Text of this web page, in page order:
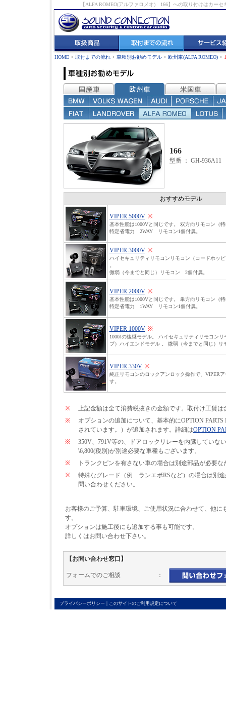
【ALFA ROMEO(アルファロメオ) 166】への取り付けはカー
HOME > 取付までの流れ > 車種別お勧めモデル > 欧州車(ALFA ROMEO) >
166
型番 ： GH-936A11
おすすめモデル
VIPER 5000V ※
基本性能は1000Vと同じです。 双方向リモコン（
特定省電力 2WAY リモコン1個付属。
VIPER 3000V ※
ハイセキュリティリモコンリモコン（コードホッ
微弱（今までと同じ）リモコン 2個付属。
VIPER 2000V ※
基本性能は1000Vと同じです。 単方向リモコン（
特定省電力 1WAY リモコン1個付属。
VIPER 1000V ※
1000Jの後継モデル。 ハイセキュリティリモコン
プ）ハイエンドモデル 。 微弱（今までと同じ）
VIPER 330V ※
純正リモコンのロックアンロック操作で、VIPER
す。
※
上記金額は全て消費税抜きの金額です。取付け工賃は
※
オプションの追加について、基本的にOPTION
されています。）が追加されます。詳細はOPTION
※
350V、791V等の、ドアロックリレーを内臓してい
\6,800(税別)が別途必要な車種もございます。
※
トランクピンを有さない車の場合は別途部品が必要な
※
特殊なグレード（例 ランエボRSなど）の場合は別
問い合わせください。
お客様のご予算、駐車環境、ご使用状況に合わせて、他に
す。
オプションは施工後にも追加する事も可能です。
詳しくはお問い合わせ下さい。
【お問い合わせ窓口】
フォームでのご相談 ：
プライバシーポリシー | このサイトのご利用規定について